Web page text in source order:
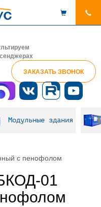
ЗАКАЗАТЬ ЗВОНОК
Модульные здания
с пенофолом
01